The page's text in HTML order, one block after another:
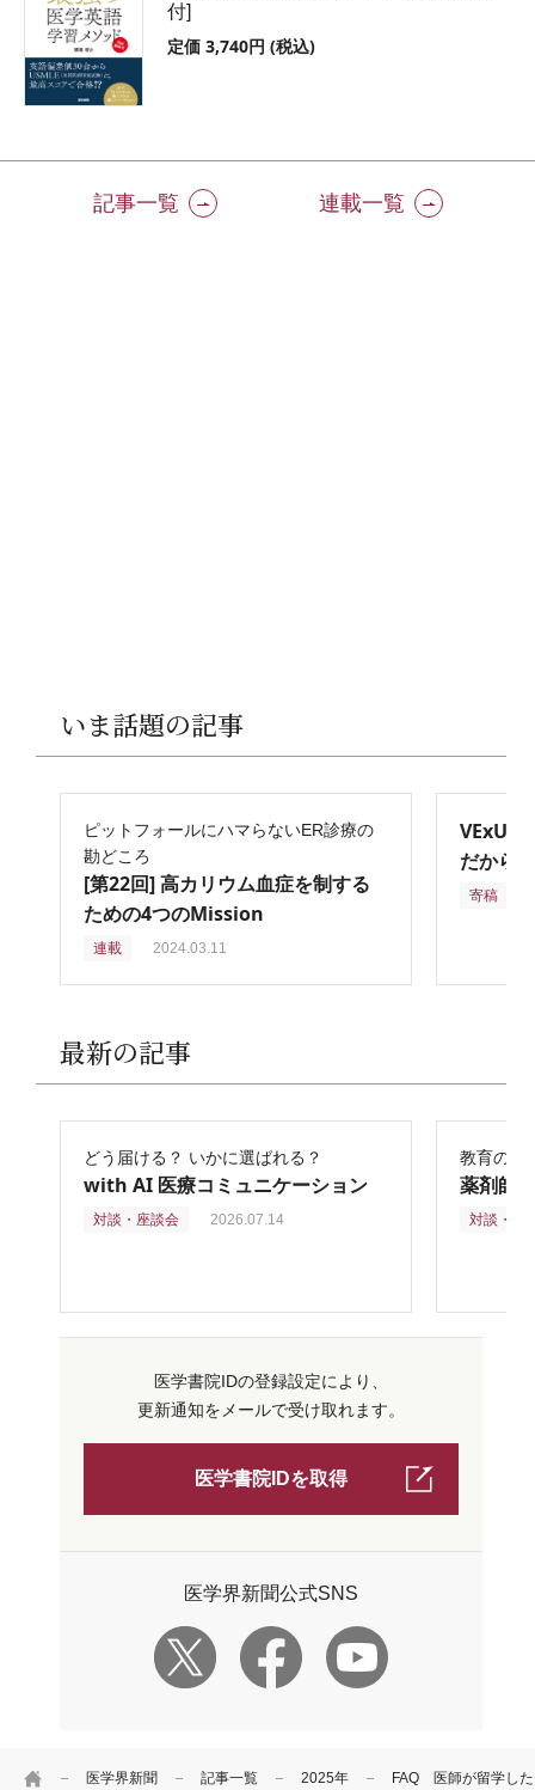
HOME 医学界新聞 記事一覧 2025年 FAQ 医師が留学し
付]
定価 3,740円 (税込)
記事一覧 連載一覧
いま話題の記事
ピットフォールにハマらないER診療の
勘どころ
[第22回] 高カリウム血症を制する
ための4つのMission
連載 2024.03.11
VExUS
だから
寄稿
最新の記事
どう届ける？ いかに選ばれる？
with AI 医療コミュニケーション
対談・座談会 2026.07.14
教育の再
薬剤師
対談・座
医学書院IDの登録設定により、
更新通知をメールで受け取れます。
医学書院IDを取得
医学界新聞公式SNS